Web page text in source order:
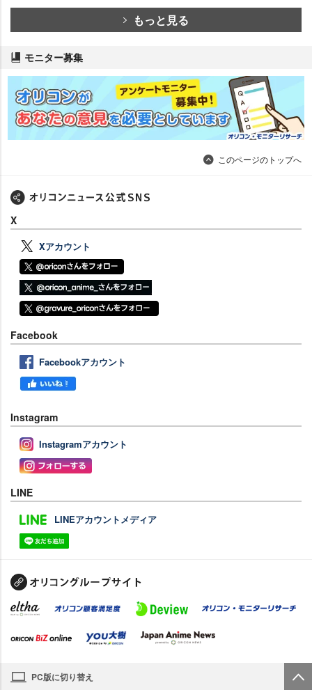
もっと見る
モニター募集
このページのトップへ
X
Xアカウント
Facebook
Facebookアカウント
Instagram
Instagramアカウント
LINE
LINEアカウントメディア
PC版に切り替え